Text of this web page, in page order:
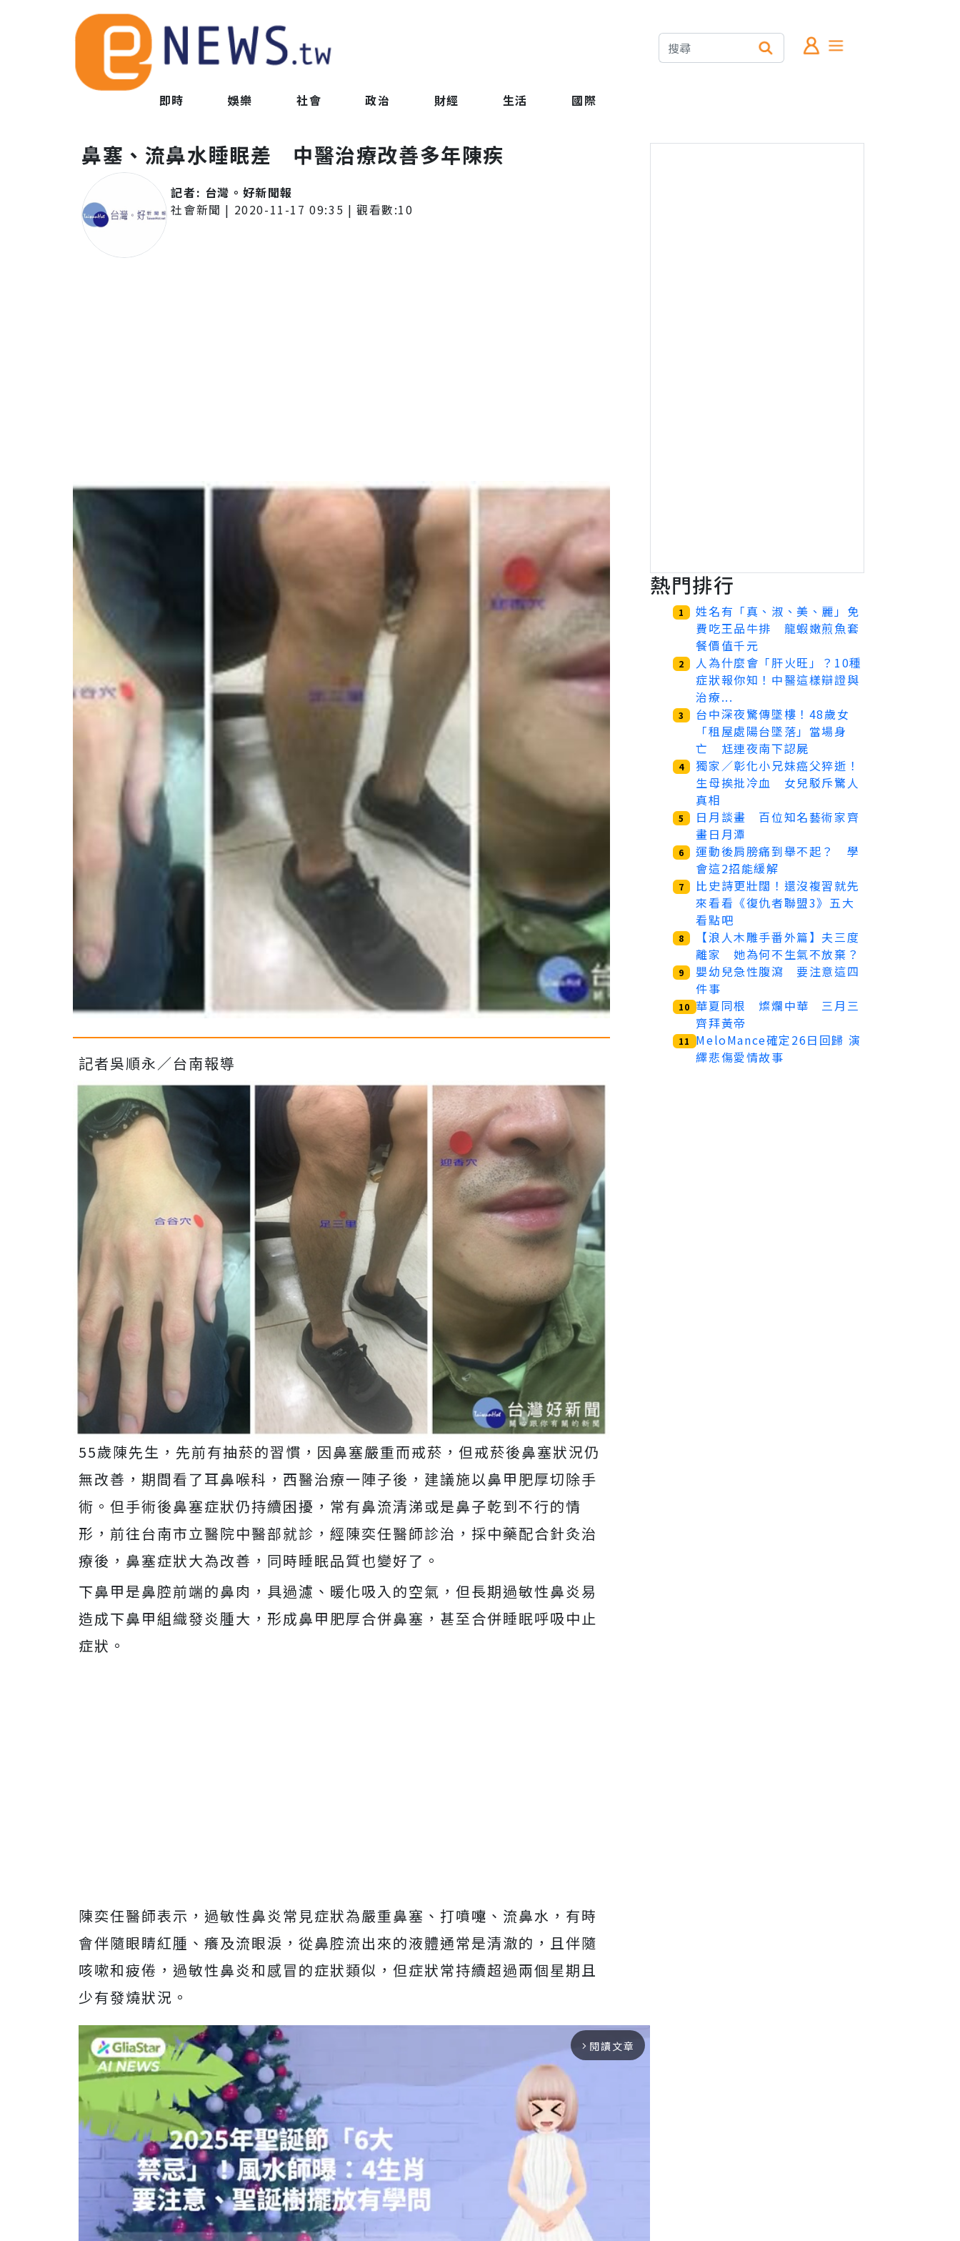
即時 娛樂 社會 政治 財經 生活 國際
鼻塞、流鼻水睡眠差 中醫治療改善多年陳疾
記者: 台灣。好新聞報
社會新聞 | 2020-11-17 09:35 | 觀看數:10
記者吳順永／台南報導
55歲陳先生，先前有抽菸的習慣，因鼻塞嚴重而戒菸，但戒菸後鼻塞狀況仍
無改善，期間看了耳鼻喉科，西醫治療一陣子後，建議施以鼻甲肥厚切除手
術。但手術後鼻塞症狀仍持續困擾，常有鼻流清涕或是鼻子乾到不行的情
形，前往台南市立醫院中醫部就診，經陳奕任醫師診治，採中藥配合針灸治
療後，鼻塞症狀大為改善，同時睡眠品質也變好了。
下鼻甲是鼻腔前端的鼻肉，具過濾、暖化吸入的空氣，但長期過敏性鼻炎易
造成下鼻甲組織發炎腫大，形成鼻甲肥厚合併鼻塞，甚至合併睡眠呼吸中止
症狀。
陳奕任醫師表示，過敏性鼻炎常見症狀為嚴重鼻塞、打噴嚏、流鼻水，有時
會伴隨眼睛紅腫、癢及流眼淚，從鼻腔流出來的液體通常是清澈的，且伴隨
咳嗽和疲倦，過敏性鼻炎和感冒的症狀類似，但症狀常持續超過兩個星期且
少有發燒狀況。
arrow_forward_ios 閱讀文章
熱門排行
1
姓名有「真、淑、美、麗」免
費吃王品牛排 龍蝦嫩煎魚套
餐價值千元
2
人為什麼會「肝火旺」？10種
症狀報你知！中醫這樣辯證與
治療...
3
台中深夜驚傳墜樓！48歲女
「租屋處陽台墜落」當場身
亡 尪連夜南下認屍
4
獨家／彰化小兄妹癌父猝逝！
生母挨批冷血 女兒駁斥驚人
真相
5
日月談畫 百位知名藝術家齊
畫日月潭
6
運動後肩膀痛到舉不起？ 學
會這2招能緩解
7
比史詩更壯闊！還沒複習就先
來看看《復仇者聯盟3》五大
看點吧
8
【浪人木雕手番外篇】夫三度
離家 她為何不生氣不放棄？
9
嬰幼兒急性腹瀉 要注意這四
件事
10 華夏同根 燦爛中華 三月三
齊拜黃帝
11
MeloMance確定26日回歸 演
繹悲傷愛情故事